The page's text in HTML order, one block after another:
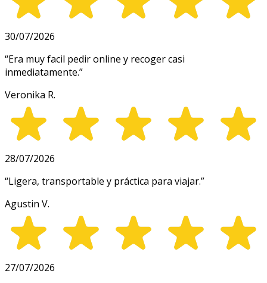
30/07/2026
“Era muy facil pedir online y recoger casi
inmediatamente.”
Veronika R.
28/07/2026
“Ligera, transportable y práctica para viajar.”
Agustin V.
27/07/2026